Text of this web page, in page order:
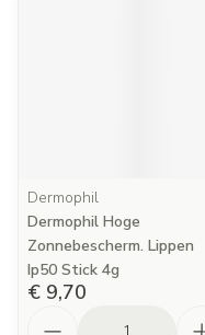
Dermophil
Dermophil Hoge
Zonnebescherm. Lippen
Ip50 Stick 4g
€ 9,70